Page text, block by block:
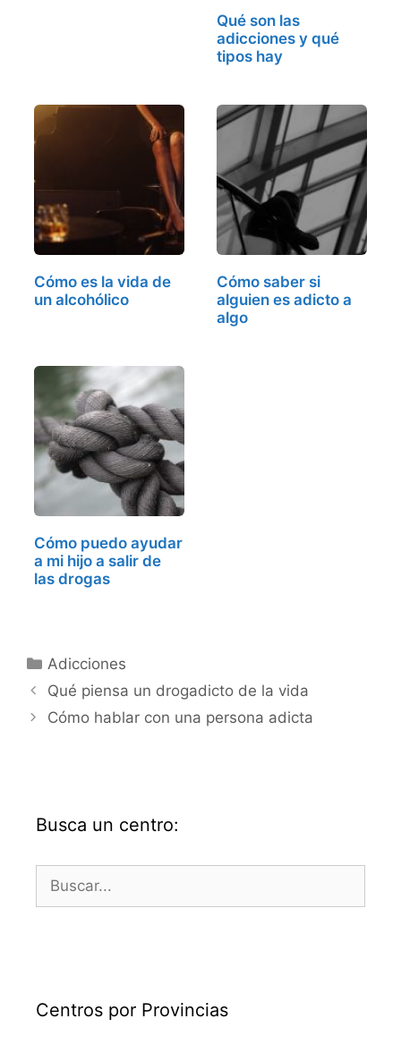
Qué son las
adicciones y qué
tipos hay
Cómo es la vida de
un alcohólico
Cómo saber si
alguien es adicto a
algo
Cómo puedo ayudar
a mi hijo a salir de
las drogas
Categorías
Adicciones
Qué piensa un drogadicto de la vida
Cómo hablar con una persona adicta
Busca un centro:
Centros por Provincias